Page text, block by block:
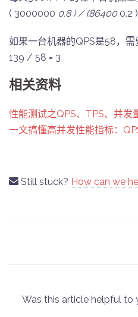
( 3000000 0.8 ) / (86400 0.2
如果一台机器的QPS是58，需
139 / 58 = 3
相关资料
性能测试之QPS、TPS、并发
一文搞懂高并发性能指标：
Still stuck? How can we
Was this article helpful to